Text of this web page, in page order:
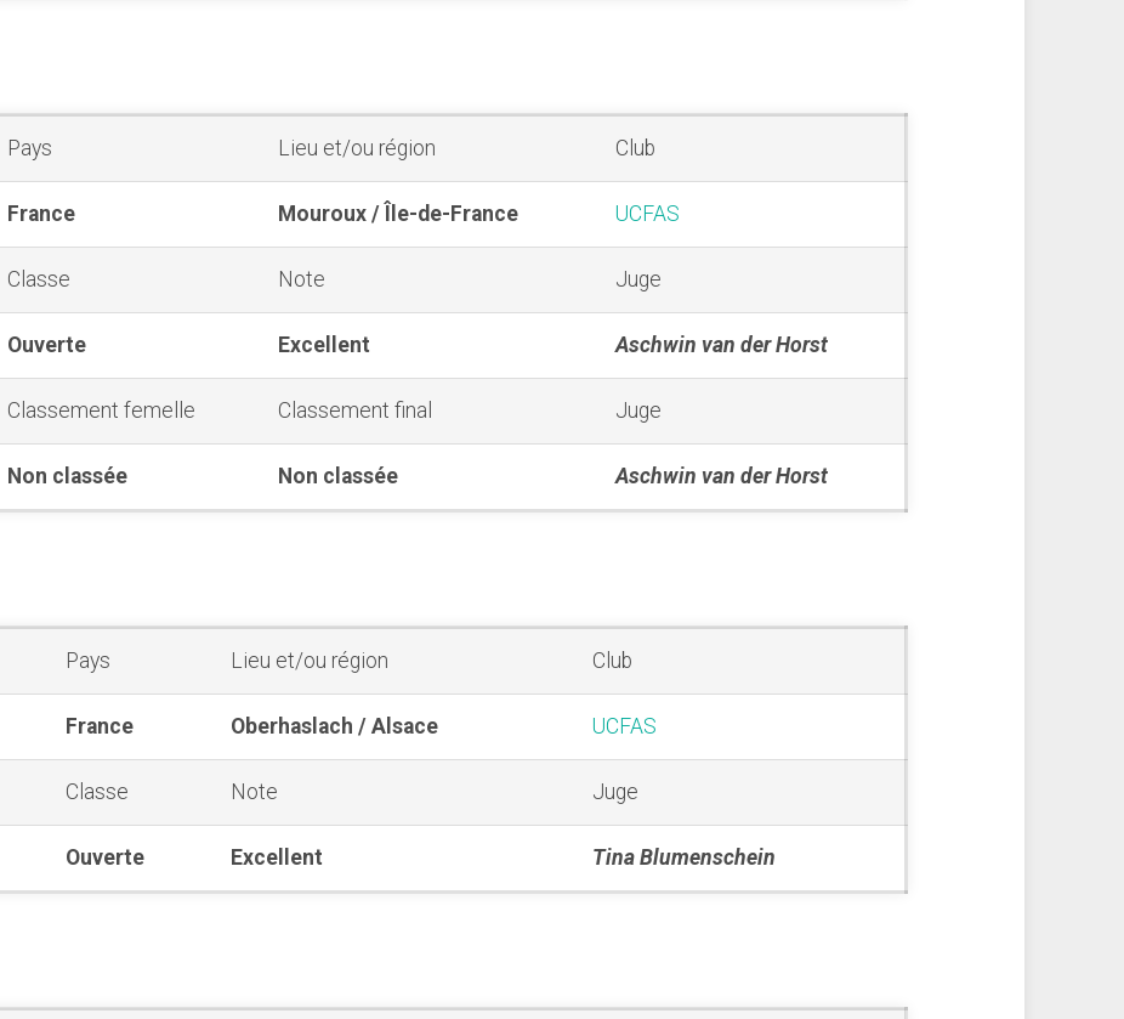
Pays Lieu et/ou région Club
France Mouroux / Île-de-France UCFAS
Classe Note Juge
Ouverte Excellent Aschwin van der Horst
Classement femelle Classement final Juge
Non classée Non classée Aschwin van der Horst
Pays Lieu et/ou région Club
France Oberhaslach / Alsace UCFAS
Classe Note Juge
Ouverte Excellent Tina Blumenschein